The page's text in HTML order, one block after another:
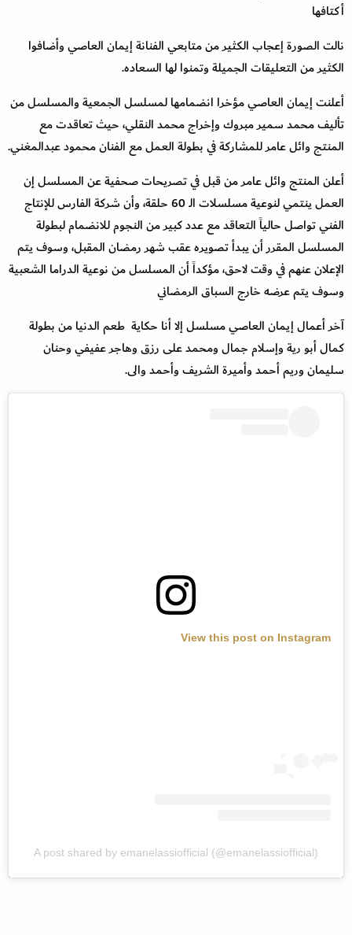
أكتافها
نالت الصورة إعجاب الكثير من متابعي الفنانة إيمان العاصي وأضافوا
الكثير من التعليقات الجميلة وتمنوا لها السعاده.
أعلنت إيمان العاصي مؤخرا انضمامها لمسلسل الجمعية والمسلسل من
تأليف محمد سمير مبروك وإخراج محمد النقلي، حيث تعاقدت مع
المنتج وائل عامر للمشاركة في بطولة العمل مع الفنان محمود عبدالمغني.
أعلن المنتج وائل عامر من قبل في تصريحات صحفية عن المسلسل إن
العمل ينتمي لنوعية مسلسلات الـ 60 حلقة، وأن شركة الفارس للإنتاج
الفني تواصل حالياً التعاقد مع عدد كبير من النجوم للانضمام لبطولة
المسلسل المقرر أن يبدأ تصويره عقب شهر رمضان المقبل، وسوف يتم
الإعلان عنهم في وقت لاحق، مؤكداً أن المسلسل من نوعية الدراما الشعبية
وسوف يتم عرضه خارج السباق الرمضاني
آخر أعمال إيمان العاصي مسلسل إلا أنا حكاية طعم الدنيا من بطولة
كمال أبو رية وإسلام جمال ومحمد على رزق وهاجر عفيفي وحنان
سليمان وريم أحمد وأميرة الشريف وأحمد والى.
View this post on Instagram
A post shared by emanelassiofficial (@emanelassiofficial)